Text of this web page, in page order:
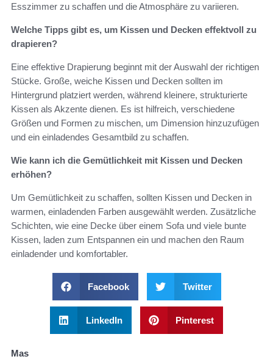
Esszimmer zu schaffen und die Atmosphäre zu variieren.
Welche Tipps gibt es, um Kissen und Decken effektvoll zu
drapieren?
Eine effektive Drapierung beginnt mit der Auswahl der richtigen
Stücke. Große, weiche Kissen und Decken sollten im
Hintergrund platziert werden, während kleinere, strukturierte
Kissen als Akzente dienen. Es ist hilfreich, verschiedene
Größen und Formen zu mischen, um Dimension hinzuzufügen
und ein einladendes Gesamtbild zu schaffen.
Wie kann ich die Gemütlichkeit mit Kissen und Decken
erhöhen?
Um Gemütlichkeit zu schaffen, sollten Kissen und Decken in
warmen, einladenden Farben ausgewählt werden. Zusätzliche
Schichten, wie eine Decke über einem Sofa und viele bunte
Kissen, laden zum Entspannen ein und machen den Raum
einladender und komfortabler.
Facebook Twitter
LinkedIn Pinterest
Mas